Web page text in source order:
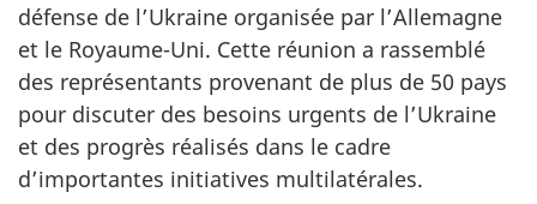
défense de l’Ukraine organisée par l’Allemagne
et le Royaume-Uni. Cette réunion a rassemblé
des représentants provenant de plus de 50 pays
pour discuter des besoins urgents de l’Ukraine
et des progrès réalisés dans le cadre
d’importantes initiatives multilatérales.